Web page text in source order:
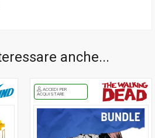
anche...
ACCEDI PER
ACQUISTARE